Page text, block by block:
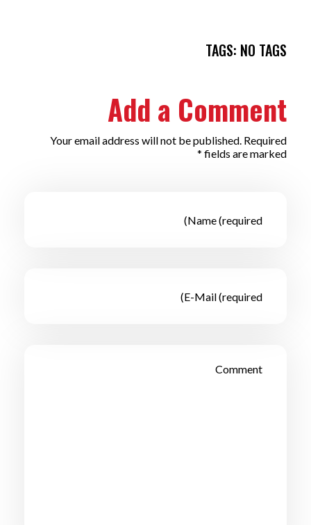
TAGS: NO TAGS
Add a Comment
Your email address will not be published. Required
fields are marked *